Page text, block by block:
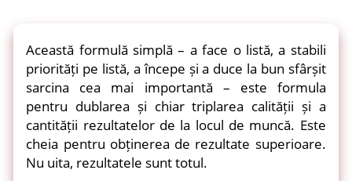
Această formulă simplă – a face o listă, a stabili
priorități pe listă, a începe și a duce la bun sfârșit
sarcina cea mai importantă – este formula
pentru dublarea și chiar triplarea calității și a
cantității rezultatelor de la locul de muncă. Este
cheia pentru obținerea de rezultate superioare.
Nu uita, rezultatele sunt totul.